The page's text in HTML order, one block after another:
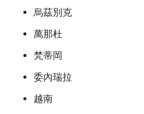
烏茲別克
萬那杜
梵蒂岡
委內瑞拉
越南